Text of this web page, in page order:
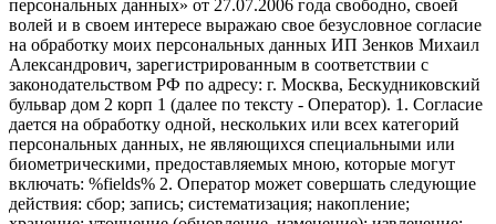
персональных данных» от 27.07.2006 года свободно, своей
волей и в своем интересе выражаю свое безусловное согласие
на обработку моих персональных данных ИП Зенков Михаил
Александрович, зарегистрированным в соответствии с
законодательством РФ по адресу: г. Москва, Бескудниковский
бульвар дом 2 корп 1 (далее по тексту - Оператор). 1. Согласие
дается на обработку одной, нескольких или всех категорий
персональных данных, не являющихся специальными или
биометрическими, предоставляемых мною, которые могут
включать: %fields% 2. Оператор может совершать следующие
действия: сбор; запись; систематизация; накопление;